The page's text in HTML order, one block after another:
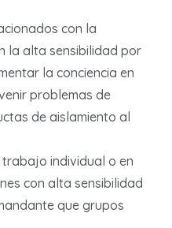
con la
la alta sensibilidad por
la conciencia en
problemas de
de aislamiento al
individual o en
con alta sensibilidad
que grupos